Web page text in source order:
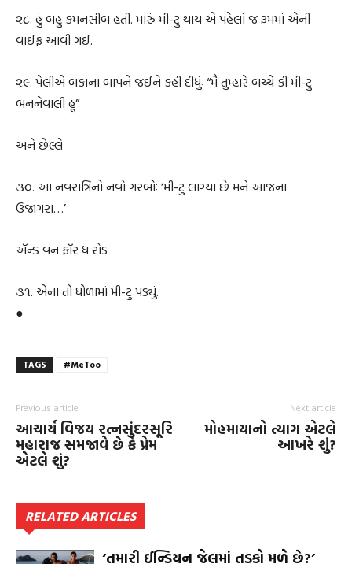
૨૮. હું બહુ કમનસીબ હતી. મારું મી-ટુ થાય એ પહેલાં જ રૂમમાં એની
વાઈફ આવી ગઈ.
૨૯. પેલીએ બકાના બાપને જઈને કહી દીધુંઃ “મૈં તુમ્હારે બચ્ચે કી મી-ટુ
બનનેવાલી હૂં”
અને છેલ્લે
૩૦. આ નવરાત્રિનો નવો ગરબોઃ ‘મી-ટુ લાગ્યા છે મને આજના
ઉજાગરા…’
ઍન્ડ વન ફૉર ધ રોડ
૩૧. એના તો ધોળામાં મી-ટુ પડ્યું.
●
TAGS #MeToo
Previous article
આચાર્ય વિજય રત્નસુંદરસૂરિ
મહારાજ સમજાવે છે કે પ્રેમ
એટલે શું?
Next article
મોહમાયાનો ત્યાગ એટલે
આખરે શું?
RELATED ARTICLES
‘તમારી ઈન્ડિયન જેલમાં તડકો મળે છે?’